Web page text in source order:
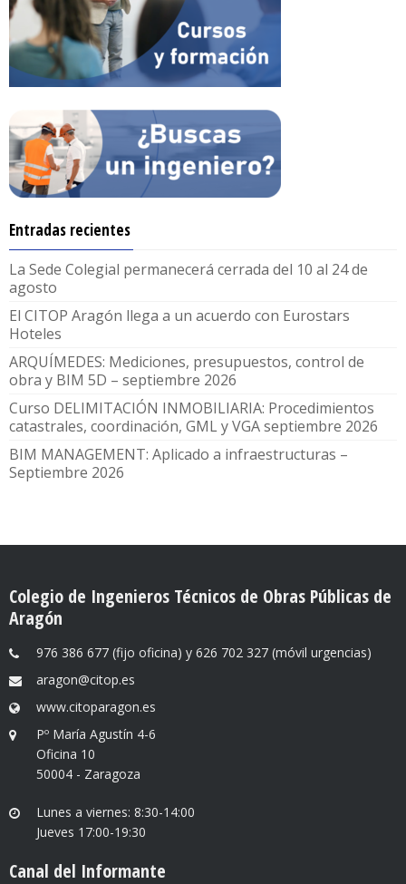
Entradas recientes
La Sede Colegial permanecerá cerrada del 10 al 24 de
agosto
El CITOP Aragón llega a un acuerdo con Eurostars
Hoteles
ARQUÍMEDES: Mediciones, presupuestos, control de
obra y BIM 5D – septiembre 2026
Curso DELIMITACIÓN INMOBILIARIA: Procedimientos
catastrales, coordinación, GML y VGA septiembre 2026
BIM MANAGEMENT: Aplicado a infraestructuras –
Septiembre 2026
Colegio de Ingenieros Técnicos de Obras Públicas de
Aragón
976 386 677 (fijo oficina) y 626 702 327 (móvil urgencias)
aragon@citop.es
www.citoparagon.es
Pº María Agustín 4-6
Oficina 10
50004 - Zaragoza
Lunes a viernes: 8:30-14:00
Jueves 17:00-19:30
Canal del Informante